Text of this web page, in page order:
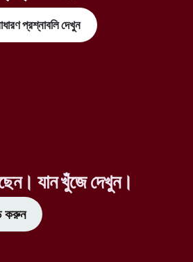
প্রশ্নাবলি দেখুন
যান খুঁজে দেখুন।
করুন